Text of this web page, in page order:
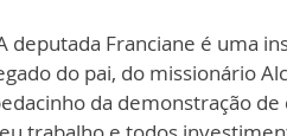
deputada Franciane é uma
do pai, do missionário
da demonstração